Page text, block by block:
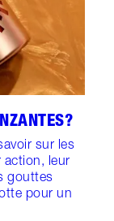
sur les
action, leur
gouttes
pour un